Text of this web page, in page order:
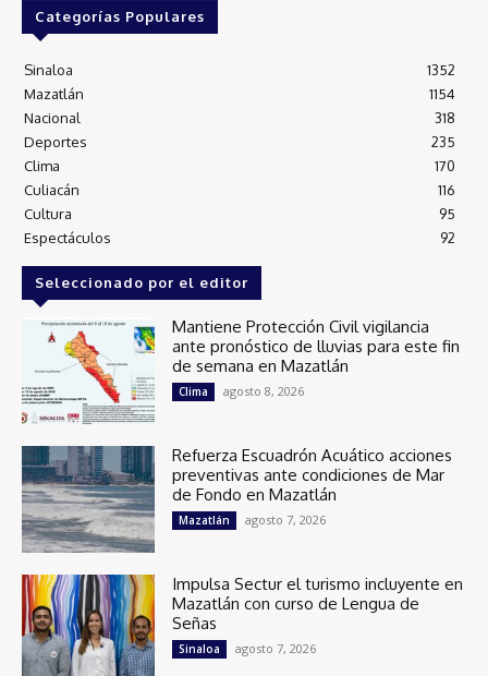
Categorías Populares
Sinaloa
1352
Mazatlán
1154
Nacional
318
Deportes
235
Clima
170
Culiacán
116
Cultura
95
Espectáculos
92
Seleccionado por el editor
Mantiene Protección Civil vigilancia
ante pronóstico de lluvias para este fin
de semana en Mazatlán
Clima agosto 8, 2026
Refuerza Escuadrón Acuático acciones
preventivas ante condiciones de Mar
de Fondo en Mazatlán
Mazatlán agosto 7, 2026
Impulsa Sectur el turismo incluyente en
Mazatlán con curso de Lengua de
Señas
Sinaloa agosto 7, 2026